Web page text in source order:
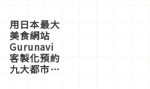
用日本最大
美食網站
Gurunavi
客製化預約
九大都市餐